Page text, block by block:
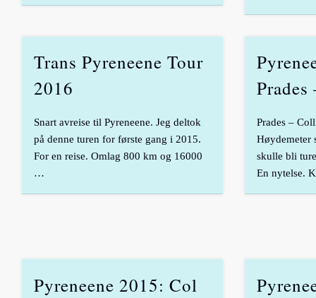
Trans Pyreneene Tour
2016
Snart avreise til Pyreneene. Jeg deltok
på denne turen for første gang i 2015.
For en reise. Omlag 800 km og 16000
…
Prades –
Høydemeter
skulle bli
En nytelse.
Pyreneene 2015: Col